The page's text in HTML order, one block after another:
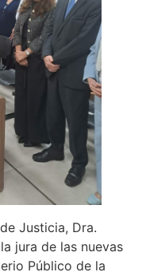
Justicia, Dra.
jura de las nuevas
Público de la